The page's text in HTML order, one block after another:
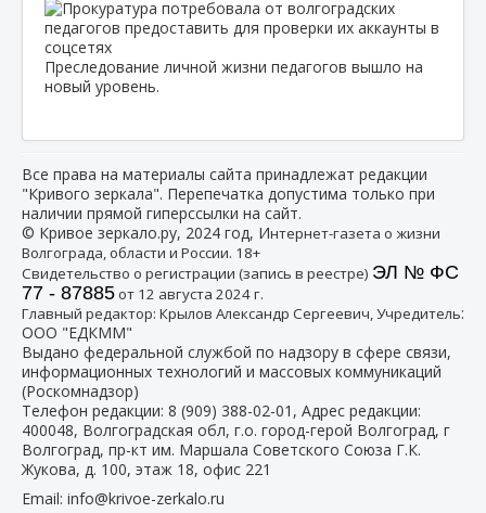
Преследование личной жизни педагогов вышло на
новый уровень.
Все права на материалы сайта принадлежат редакции
"Кривого зеркала". Перепечатка допустима только при
наличии прямой гиперссылки на сайт.
© Кривое зеркало.ру, 2024 год, Интернет-газета о жизни
Волгограда, области и России. 18+
Свидетельство о регистрации (запись в реестре) ЭЛ № ФС
77 - 87885от 12 августа 2024 г.
Главный редактор: Крылов Александр Сергеевич, Учредитель:
ООО "ЕДКММ"
Выдано федеральной службой по надзору в сфере связи,
информационных технологий и массовых коммуникаций
(Роскомнадзор)
Телефон редакции: 8 (909) 388-02-01 , Адрес редакции:
400048, Волгоградская обл, г.о. город-герой Волгоград, г
Волгоград, пр-кт им. Маршала Советского Союза Г.К.
Жукова, д. 100, этаж 18, офис 221
Email: info@krivoe-zerkalo.ru